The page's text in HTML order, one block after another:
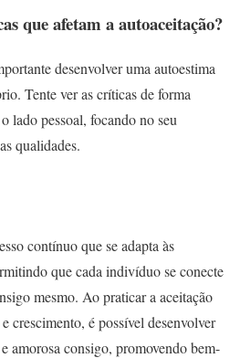
que afetam a autoaceitação?
desenvolver uma autoestima
Tente ver as críticas de forma
lado pessoal, focando no seu
qualidades.
contínuo que se adapta às
que cada indivíduo se conecte
mesmo. Ao praticar a aceitação
crescimento, é possível desenvolver
amorosa consigo, promovendo bem-